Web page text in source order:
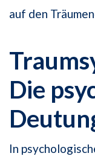
auf den
Die
In